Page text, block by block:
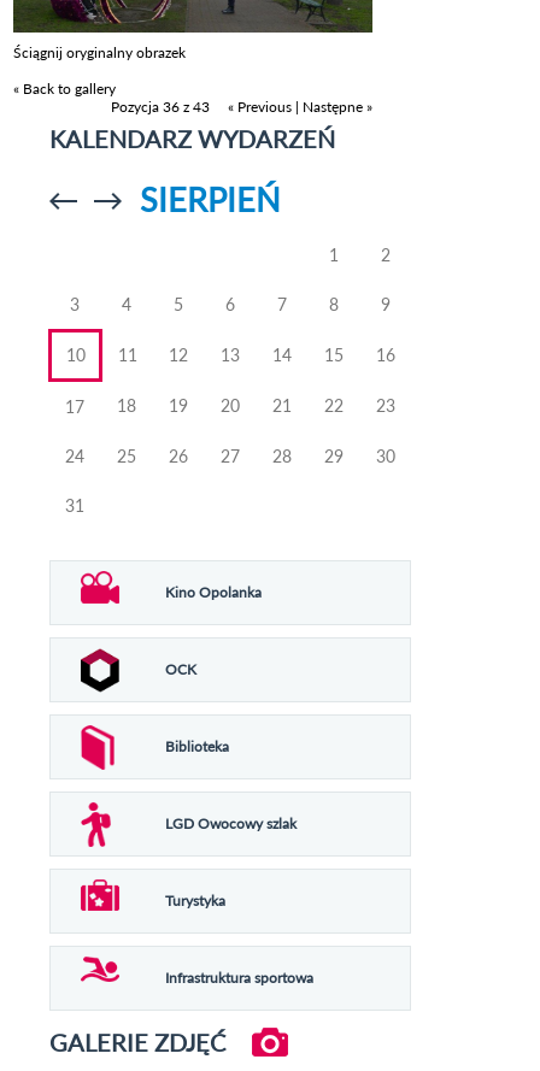
Ściągnij oryginalny obrazek
« Back to gallery
Pozycja 36 z 43
« Previous | Następne »
KALENDARZ WYDARZEŃ
Przejdź doPrzejdź do
SIERPIEŃ
1 2
3 4 5 6 7 8 9
10 11 12 13 14 15 16
17 18 19 20 21 22 23
24 25 26 27 28 29 30
31
Kino Opolanka
OCK
Biblioteka
LGD Owocowy szlak
Turystyka
Infrastruktura sportowa
GALERIE ZDJĘĆ